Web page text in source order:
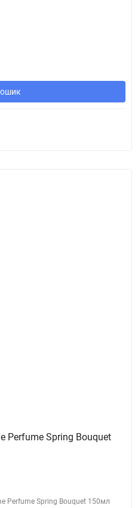
Perfume Spring Bouquet
Perfume Spring Bouquet 150мл